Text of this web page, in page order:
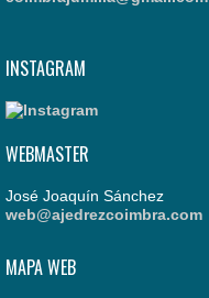
INSTAGRAM
WEBMASTER
José Joaquín Sánchez
web@ajedrezcoimbra.com
MAPA WEB